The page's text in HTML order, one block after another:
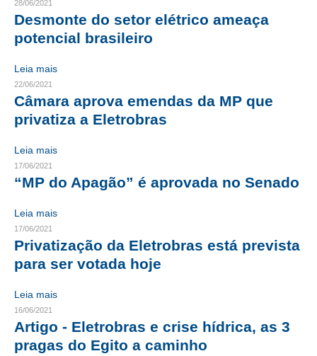
JURÍDICO
CONSULTORIA
CONTRIBUIÇÕES
CONTRIBUIÇÃO ASSISTENCIAL
CONTRIBUIÇÃO ASSOCIATIVA OU ANUIDADE DE SÓCIO
CONTRIBUIÇÃO SINDICAL URBANA
FGTS EXPURGOS
FGTS CORREÇÃO
LEGISLAÇÃO
LEI 4.950-A/1966 – PISO SALARIAL
LEI 5.194/1966 – REGULAMENTAÇÃO DA PROFISSÃO
28/06/2021
Desmonte do setor elétrico ameaça
potencial brasileiro
Leia mais
22/06/2021
Câmara aprova emendas da MP que
privatiza a Eletrobras
Leia mais
17/06/2021
“MP do Apagão” é aprovada no Senado
Leia mais
17/06/2021
Privatização da Eletrobras está prevista
para ser votada hoje
Leia mais
16/06/2021
Artigo - Eletrobras e crise hídrica, as 3
pragas do Egito a caminho